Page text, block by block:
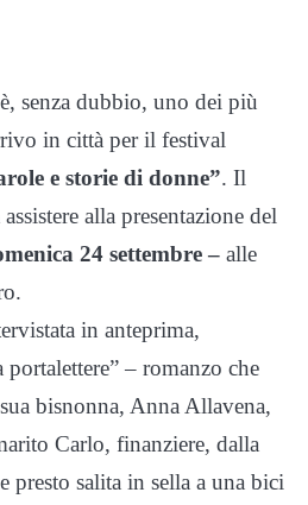
è, senza dubbio, uno dei più
in città per il festival
e storie di donne”. Il
alla presentazione del
24 settembre – alle
in anteprima,
– romanzo che
bisnonna, Anna Allavena,
Carlo, finanziere, dalla
presto salita in sella a una bici